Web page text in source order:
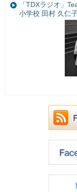
「TDXラジオ」
小学校 田村 久仁